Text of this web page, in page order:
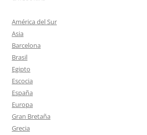
América del Sur
Asia
Barcelona
Brasil
Egipto
Escocia
España
Europa
Gran Bretaña
Grecia